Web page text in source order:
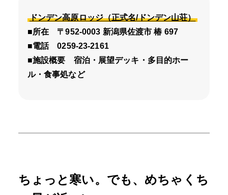
ドンデン高原ロッジ（正式名/ドンデン山荘）
■所在 〒952-0003 新潟県佐渡市 椿 697
■電話 0259-23-2161
■施設概要 宿泊・展望デッキ・多目的ホー
ル・食事処など
ちょっと寒い。でも、めちゃくち